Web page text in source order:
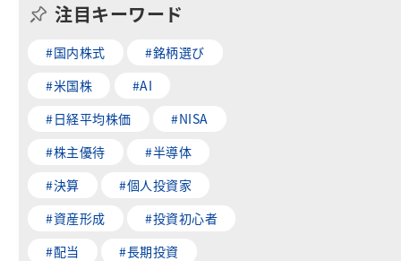
注目キーワード
#国内株式
#銘柄選び
#米国株
#AI
#日経平均株価
#NISA
#株主優待
#半導体
#決算
#個人投資家
#資産形成
#投資初心者
#配当
#長期投資